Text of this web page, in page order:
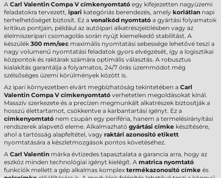
A Carl Valentin Compa V címkenyomtató egy kifejezetten nagyüzemi
feladatokra tervezett, ipari kategóriás berendezés, amely korlátlan napi
terhelhetőséget biztosít. Ez a vonalkód nyomtató a gyártási folyamatok
kritikus pontjain, például az autóipari alkatrészjelölésben vagy az
élelmiszeripari csomagolás során nyújt kiemelkedő stabilitást. A
készülék 300 mm/sec maximális nyomtatási sebessége lehetővé teszi a
nagy volumenű nyomtatási feladatok gyors elvégzését, így a logisztikai
központok és raktárak számára optimális választás. A robusztus
kialakítás garantálja a folyamatos, 24/7 órás üzemmódot még
szélsőséges üzemi körülmények között is.
Az ipari környezetben elvárt megbízhatóság tekintetében a Carl
Valentin Compa V címkenyomtató verhetetlen megoldásokat kínál.
Masszív szerkezete és a precízen megmunkált alkatrészek biztosítják a
hosszú élettartamot, csökkentve a karbantartási igényt. Ez a
címkenyomtató nem csupán egy periféria, hanem a termelésirányítási
rendszerek alapvető eleme. Alkalmazható gyártási címke készítésére,
ahol a tartósság alapfeltétel, vagy raktári azonosító etikett
nyomtatására a készletmozgások pontos követéséhez.
A Carl Valentin márka évtizedes tapasztalata a garancia arra, hogy az
eszköz minden technológiai igényt kielégít. A matrica nyomtató
funkciók mellett a gép alkalmas komplex termékazonosító címke és